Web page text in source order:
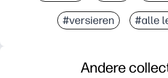
#versieren #alle
Andere